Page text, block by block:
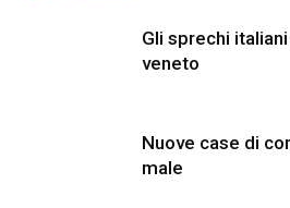
Gli sprechi
veneto
Nuove case di
male